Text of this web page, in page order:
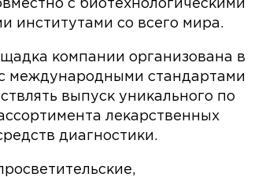
с биотехнологическими
институтами со всего мира.
компании организована в
международными стандартами
выпуск уникального по
лекарственных
диагностики.